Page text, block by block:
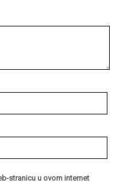
stranicu u ovom internet